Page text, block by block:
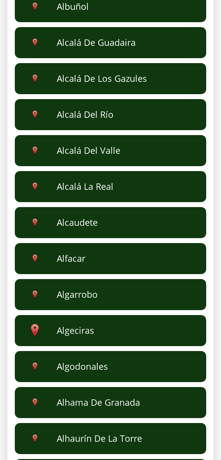
Albuñol
Alcalá De Guadaira
Alcalá De Los Gazules
Alcalá Del Río
Alcalá Del Valle
Alcalá La Real
Alcaudete
Alfacar
Algarrobo
Algeciras
Algodonales
Alhama De Granada
Alhaurín De La Torre